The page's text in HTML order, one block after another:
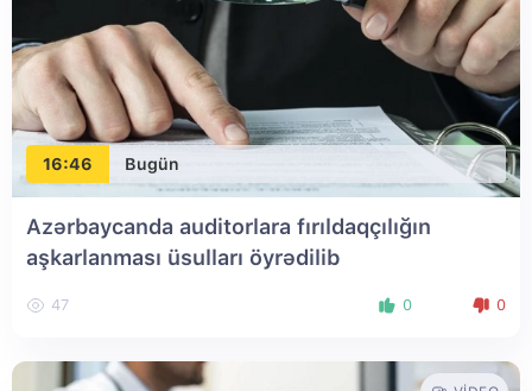
16:46 Bugün
Azərbaycanda auditorlara fırıldaqçılığın
aşkarlanması üsulları öyrədilib
47 0 0